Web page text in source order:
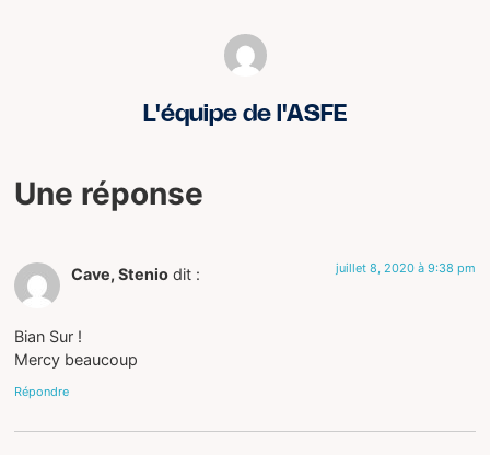
L'équipe de l'ASFE
Une réponse
Cave, Stenio dit : juillet 8, 2020 à 9:38 pm
Bian Sur !
Mercy beaucoup
Répondre